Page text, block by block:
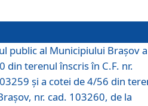
public al Municipiului Braşov a
terenul înscris în C.F. nr.
și a cotei de 4/56 din
nr. cad. 103260, de la